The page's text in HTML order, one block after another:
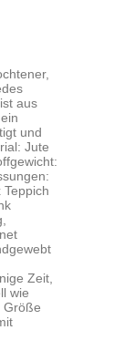
aus
und
Jute
Zeit,
wie
Größe